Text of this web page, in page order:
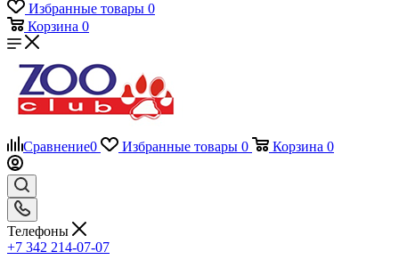
Избранные товары 0
Корзина 0
Сравнение0 Избранные товары 0 Корзина 0
Телефоны
+7 342 214-07-07